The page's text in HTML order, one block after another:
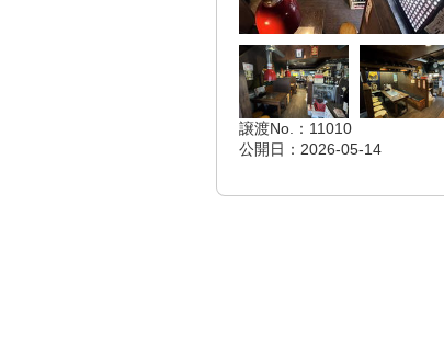
譲渡No.：11010
公開日：2026-05-14